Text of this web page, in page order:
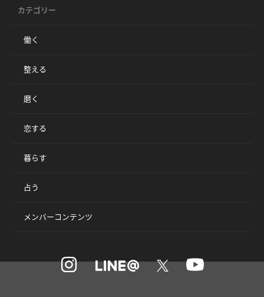
カテゴリー
働く
整える
磨く
恋する
暮らす
占う
メンバーコンテンツ